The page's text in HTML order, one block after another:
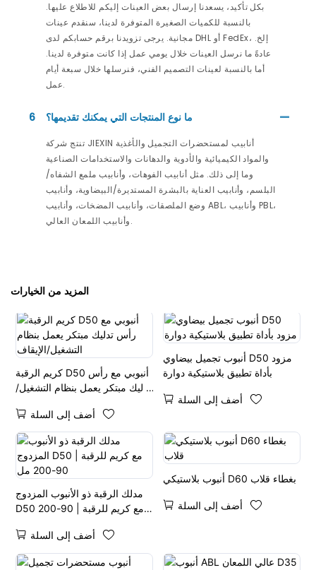
بكل تأكيد، يسعدنا إرسال بعض العينات إليكم للاطلاع عليها.
بالنسبة للكميات الصغيرة المتوفرة لدينا، سنقدم عينات
مجانية. يرجى تزويدنا برقم حسابكم لدى DHL أو FedEx، إلخ.
عادةً ما نرسل العينات خلال يومي عمل إذا كانت متوفرة لدينا.
أما بالنسبة لعينات التصميم الفني، فنرسلها خلال سبعة أيام
عمل.
6 ما نوع المنتجات التي يمكنك تقديمها؟
تنتج شركة JIEXIN أنابيب لمستحضرات التجميل والأغذية
والمواد الكيميائية والأدوية والدهانات والاستخدامات الصناعية
وما إلى ذلك. مثل أنابيب الفوهات، وأنابيب ملمع الشفاه/
البلسم، وأنابيب العناية بالبشرة المستديرة/البيضاوية، وأنابيب
وضع الملصقات، وأنابيب المضخات، وأنابيب ABL، وأنابيب PBL،
وأنابيب اللمعان العالي.
المزيد من الخيارات
كريم الرقبة D50 أنبوبي مع رأس
تدليك مبتكر يعمل بنظام التشغيل/
أضف إلى السلة
أنبوب تجميل بيضاوي D50 مزود
بأداة تطبيق بلاستيكية دوارة
أضف إلى السلة
مدلك الرقبة ذو الأنبوب المزدوج
D50 مع كريم للرقبة | 90-200
أضف إلى السلة
أنبوب بلاستيكي D60 بغطاء قلاب
أضف إلى السلة